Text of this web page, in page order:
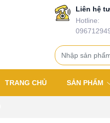
Liên hệ
Hotline:
TRANG CHỦ SẢN PHẨM